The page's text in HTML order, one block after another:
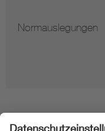
Normauslegungen